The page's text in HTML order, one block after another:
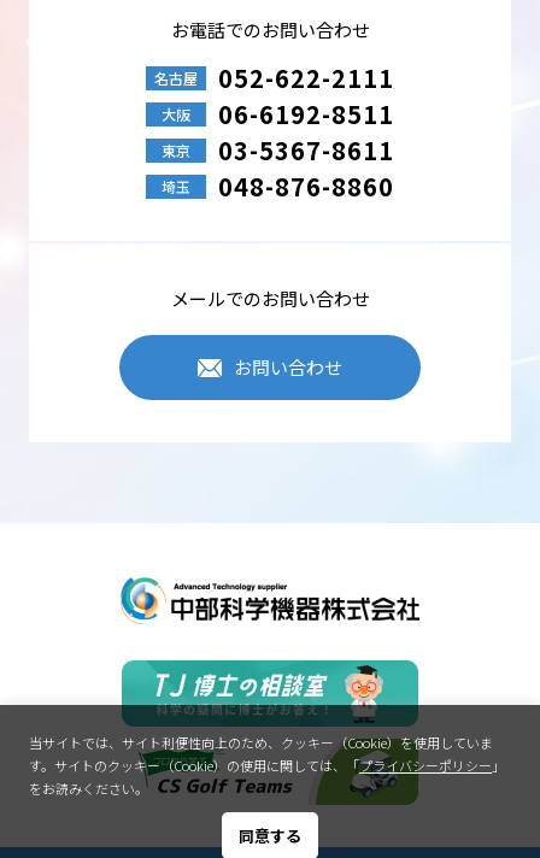
お電話でのお問い合わせ
名古屋 052-622-2111
大阪 06-6192-8511
東京 03-5367-8611
埼玉 048-876-8860
メールでのお問い合わせ
お問い合わせ
当サイトでは、サイト利便性向上のため、クッキー（Cookie）を使用していま
す。 サイトのクッキー（Cookie）の使用に関しては、「プライバシーポリシー 」
をお読みください。
同意する